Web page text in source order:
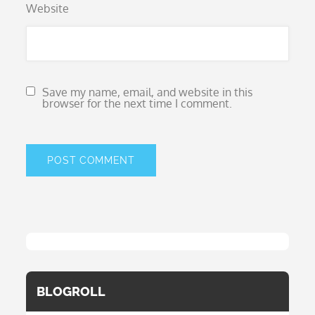
Website
Save my name, email, and website in this
browser for the next time I comment.
BLOGROLL